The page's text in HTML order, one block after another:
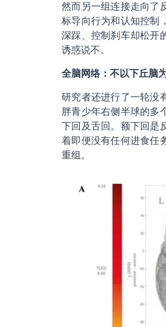
然而另一组连接走向了
标导向行为和认知控制
深踩、控制刹车却松开
诱惑说不。
全脑网络：不以下丘脑
研究者还进行了一轮没
胖青少年右侧半球的多
下回及舌回。额下回是
着即便没有任何进食任
重组。